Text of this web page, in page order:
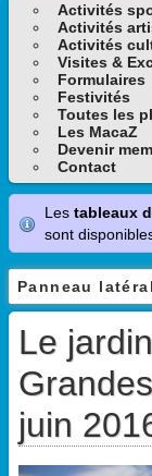
Activités
Activités
Activités
Visites &
Formulaires
Festivités
Toutes les
Les MacaZ
Devenir
Contact
Les tableaux
sont
Panneau latéral
Le
juin